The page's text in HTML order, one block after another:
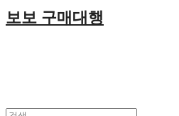
보보 구매대행